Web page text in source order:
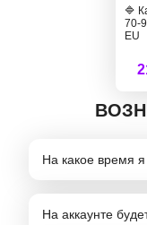
🔷
70-
EU
На какое время я
На аккаунте